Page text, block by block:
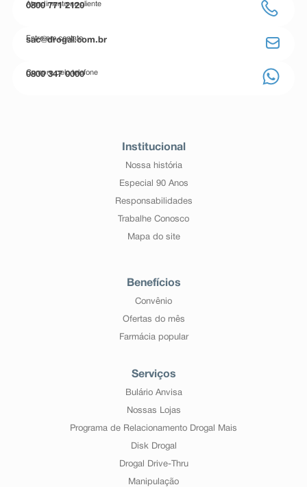
Atendimento ao cliente
0800 771 2120
Entre em contato
sac@drogal.com.br
Compre pelo telefone
0800 347 0000
Institucional
Nossa história
Especial 90 Anos
Responsabilidades
Trabalhe Conosco
Mapa do site
Benefícios
Convênio
Ofertas do mês
Farmácia popular
Serviços
Bulário Anvisa
Nossas Lojas
Programa de Relacionamento Drogal Mais
Disk Drogal
Drogal Drive-Thru
Manipulação